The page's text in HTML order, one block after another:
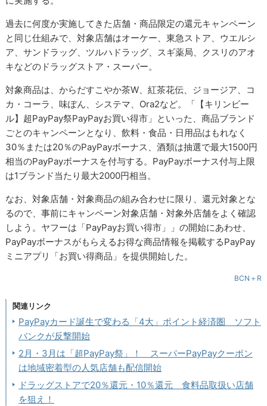
過去に何度か実施してきた店舗・商品限定の還元キャンペーン
と同じ仕組みで、対象店舗はオーケー、東急ストア、ウエルシ
ア、サンドラッグ、ツルハドラッグ、スギ薬局、クスリのアオ
キなどのドラッグストア・スーパー。
対象商品は、からだすこやか茶W、紅茶花伝、ジョージア、コ
カ・コーラ、味ぽん、システマ、Ora2など。「【キリンビー
ル】超PayPay祭PayPayお買い得市」といった、商品ブランド
ごとのキャンペーンとなり、飲料・食品・日用品はもれなく
30％または20％のPayPayボーナス、酒類は抽選で最大1500円
相当のPayPayボーナスを付与する。PayPayボーナス付与上限
は1ブランド当たり最大2000円相当。
なお、対象店舗・対象商品の組み合わせに限り、還元対象とな
るので、事前にキャンペーン対象店舗・対象外店舗をよく確認
しよう。ヤフーは「PayPayお買い得市」」の開始にあわせ、
PayPayボーナスがもらえるお得な商品情報を掲載するPayPay
ミニアプリ「お買い得商品」を提供開始した。
BCN＋R
関連リンク
PayPayカード誕生で変わる「4大」ポイント経済圏 ソフト
バンクが反撃開始
2月・3月は「超PayPay祭」！ スーパーPayPayクーポン
は地域密着型の人気店舗も配信開始
ドラッグストアで20％還元・10％還元 食料品取扱い店舗
を狙え！